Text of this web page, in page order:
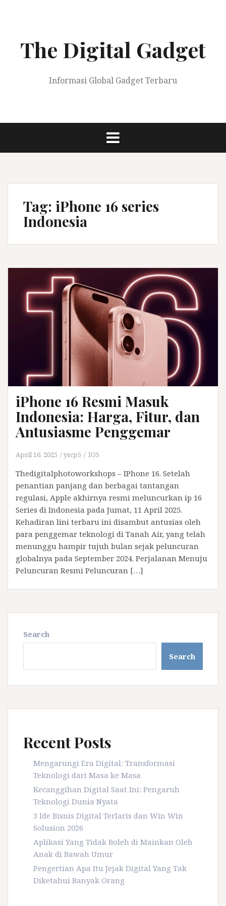
The Digital Gadget
Informasi Global Gadget Terbaru
Tag: iPhone 16 series
Indonesia
iPhone 16 Resmi Masuk
Indonesia: Harga, Fitur, dan
Antusiasme Penggemar
April 16, 2025 yscp5 IOS
Thedigitalphotoworkshops – IPhone 16. Setelah
penantian panjang dan berbagai tantangan
regulasi, Apple akhirnya resmi meluncurkan ip 16
Series di Indonesia pada Jumat, 11 April 2025.
Kehadiran lini terbaru ini disambut antusias oleh
para penggemar teknologi di Tanah Air, yang telah
menunggu hampir tujuh bulan sejak peluncuran
globalnya pada September 2024.​ Perjalanan Menuju
Peluncuran Resmi Peluncuran […]
Search
Search
Recent Posts
Mengarungi Era Digital: Transformasi
Teknologi dari Masa ke Masa
Kecanggihan Digital Saat Ini: Pengaruh
Teknologi Dunia Nyata
3 Ide Bisnis Digital Terlaris dan Win Win
Solusion 2026
Aplikasi Yang Tidak Boleh di Mainkan Oleh
Anak di Bawah Umur
Pengertian Apa Itu Jejak Digital Yang Tak
Diketahui Banyak Orang